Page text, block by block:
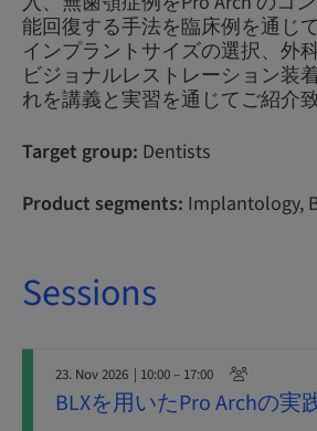
能回復する手法を臨床例を通じ
インプラントサイズの選択、外
ビジョナルレストレーション装
れを講義と実習を通じてご紹介致
Target group: Dentists
Product segments: Implantology,
Sessions
23. Nov 2026 | 10:00 – 17:00
BLXを用いたPro Archの実